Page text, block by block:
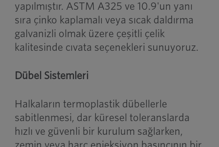
yapılmıştır. ASTM A325 ve 10.9'un yanı
sıra çinko kaplamalı veya sıcak daldırma
galvanizli olmak üzere çeşitli çelik
kalitesinde cıvata seçenekleri sunuyoruz.
Dübel Sistemleri
Halkaların termoplastik dübellerle
sabitlenmesi, dar küresel toleranslarda
hızlı ve güvenli bir kurulum sağlarken,